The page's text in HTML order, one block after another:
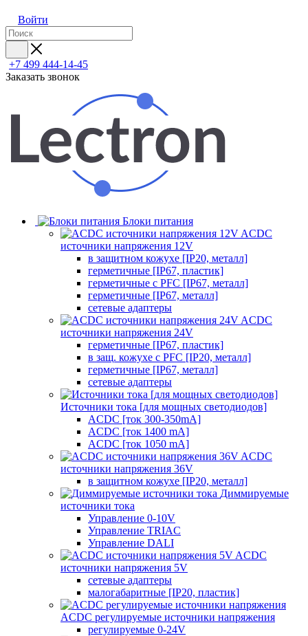
Войти
+7 499 444-14-45
Заказать звонок
Блоки питания
ACDC
источники напряжения 12V
в защитном кожухе [IP20, металл]
герметичные [IP67, пластик]
герметичные с PFC [IP67, металл]
герметичные [IP67, металл]
сетевые адаптеры
ACDC
источники напряжения 24V
герметичные [IP67, пластик]
в защ. кожухе с PFC [IP20, металл]
герметичные [IP67, металл]
сетевые адаптеры
Источники тока [для мощных светодиодов]
ACDC [ток 300-350mA]
ACDC [ток 1400 mA]
ACDC [ток 1050 mA]
ACDC
источники напряжения 36V
в защитном кожухе [IP20, металл]
Диммируемые
источники тока
Управление 0-10V
Управление TRIAC
Управление DALI
ACDC
источники напряжения 5V
сетевые адаптеры
малогабаритные [IP20, пластик]
ACDC регулируемые источники напряжения
регулируемые 0-24V